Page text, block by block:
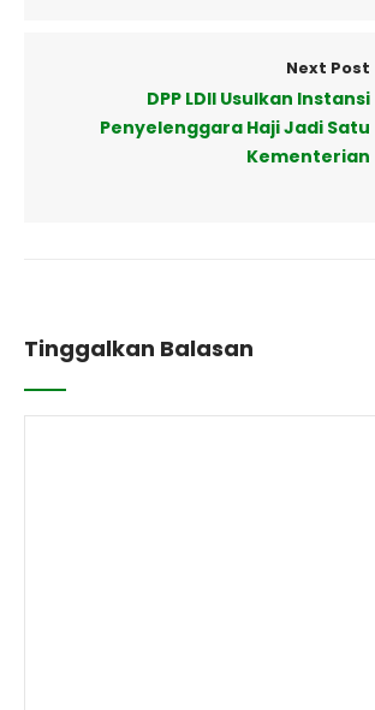
Next Post
DPP LDII Usulkan Instansi
Penyelenggara Haji Jadi Satu
Kementerian
Tinggalkan Balasan